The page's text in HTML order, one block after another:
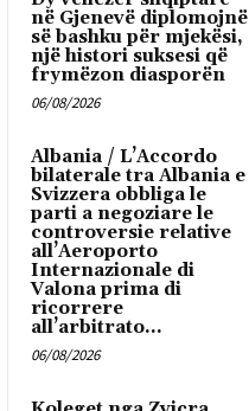
në Gjenevë diplomojnë
së bashku për mjekësi,
një histori suksesi që
frymëzon diasporën
06/08/2026
Albania / L’Accordo
bilaterale tra Albania e
Svizzera obbliga le
parti a negoziare le
controversie relative
all’Aeroporto
Internazionale di
Valona prima di
ricorrere
all’arbitrato...
06/08/2026